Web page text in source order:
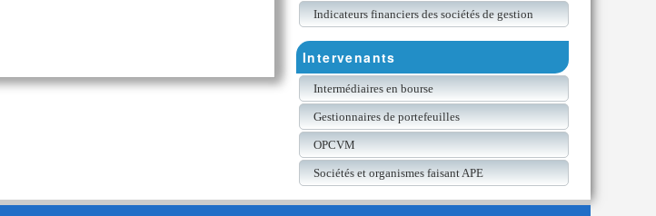
Indicateurs financiers des sociétés de gestion
Intervenants
Intermédiaires en bourse
Gestionnaires de portefeuilles
OPCVM
Sociétés et organismes faisant APE